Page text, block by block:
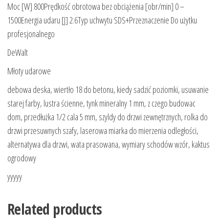
Moc [W] 800Prędkość obrotowa bez obciążenia [obr/min] 0 –
1500Energia udaru [J] 2.6Typ uchwytu SDS+Przeznaczenie Do użytku
profesjonalnego
DeWalt
Młoty udarowe
debowa deska, wiertło 18 do betonu, kiedy sadzić poziomki, usuwanie
starej farby, lustra ścienne, tynk mineralny 1 mm, z czego budowac
dom, przedłużka 1/2 cala 5 mm, szyldy do drzwi zewnętrznych, rolka do
drzwi przesuwnych szafy, laserowa miarka do mierzenia odległości,
alternatywa dla drzwi, wata prasowana, wymiary schodów wzór, kaktus
ogrodowy
yyyyy
Related products